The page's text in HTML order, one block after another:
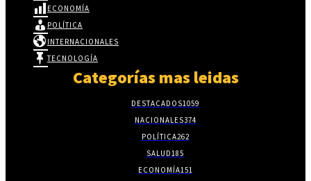
ECONOMÍA
POLÍTICA
INTERNACIONALES
TECNOLOGÍA
Categorías mas leidas
DESTACADOS1059
NACIONALES374
POLÍTICA262
SALUD185
ECONOMÍA151